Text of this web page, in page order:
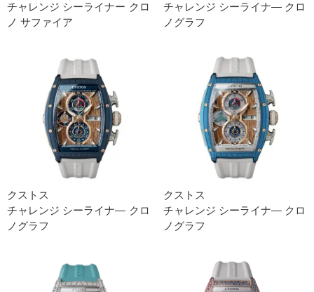
チャレンジ シーライナー クロ
ノ サファイア
チャレンジ シーライナ― クロ
ノグラフ
クストス
チャレンジ シーライナ― クロ
ノグラフ
クストス
チャレンジ シーライナ― クロ
ノグラフ